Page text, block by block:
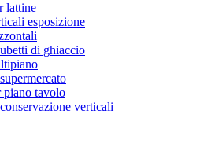
lattine
esposizione
di ghiaccio
piano tavolo
verticali